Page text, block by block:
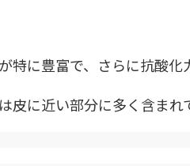
特に豊富で、さらに抗酸
皮に近い部分に多く含まれ